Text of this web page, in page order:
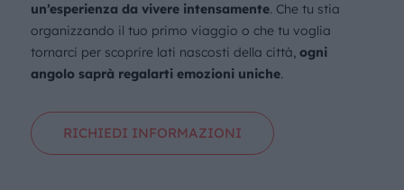
un’esperienza da vivere intensamente. Che tu stia
organizzando il tuo primo viaggio o che tu voglia
tornarci per scoprire lati nascosti della città, ogni
angolo saprà regalarti emozioni uniche.
RICHIEDI INFORMAZIONI